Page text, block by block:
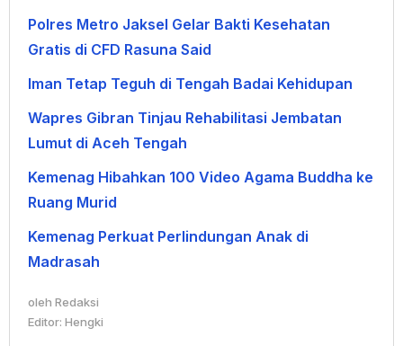
Polres Metro Jaksel Gelar Bakti Kesehatan
Gratis di CFD Rasuna Said
Iman Tetap Teguh di Tengah Badai Kehidupan
Wapres Gibran Tinjau Rehabilitasi Jembatan
Lumut di Aceh Tengah
Kemenag Hibahkan 100 Video Agama Buddha ke
Ruang Murid
Kemenag Perkuat Perlindungan Anak di
Madrasah
oleh Redaksi
Editor: Hengki